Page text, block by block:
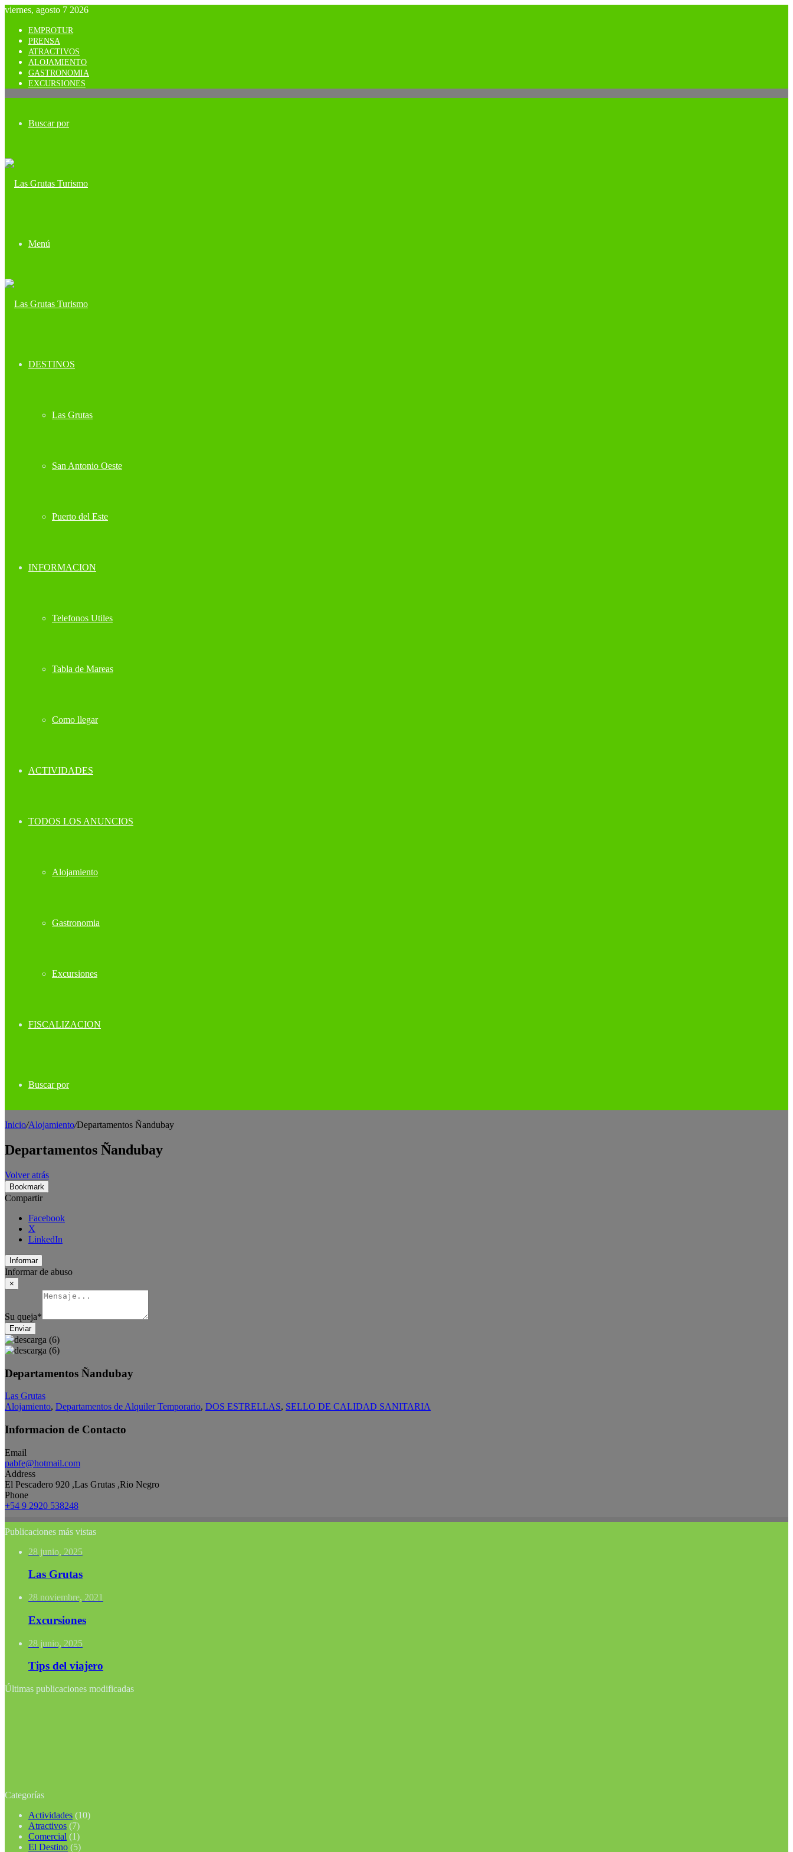
viernes, agosto 7 2026
EMPROTUR
PRENSA
ATRACTIVOS
ALOJAMIENTO
GASTRONOMIA
EXCURSIONES
Buscar por
Menú
DESTINOS
Las Grutas
San Antonio Oeste
Puerto del Este
INFORMACION
Telefonos Utiles
Tabla de Mareas
Como llegar
ACTIVIDADES
TODOS LOS ANUNCIOS
Alojamiento
Gastronomia
Excursiones
FISCALIZACION
Buscar por
Inicio/Alojamiento/Departamentos Ñandubay
Departamentos Ñandubay
Volver atrás
Bookmark
Compartir
Facebook
X
LinkedIn
Informar
Informar de abuso
×
Su queja*
Enviar
Departamentos Ñandubay
Las Grutas
Alojamiento, Departamentos de Alquiler Temporario, DOS ESTRELLAS, SELLO DE CALIDAD SANITARIA
Informacion de Contacto
Email
pabfe@hotmail.com
Address
El Pescadero 920 ,Las Grutas ,Rio Negro
Phone
+54 9 2920 538248
Publicaciones más vistas
28 junio, 2025
Las Grutas
28 noviembre, 2021
Excursiones
28 junio, 2025
Tips del viajero
Últimas publicaciones modificadas
Categorías
Actividades (10)
Atractivos (7)
Comercial (1)
El Destino (5)